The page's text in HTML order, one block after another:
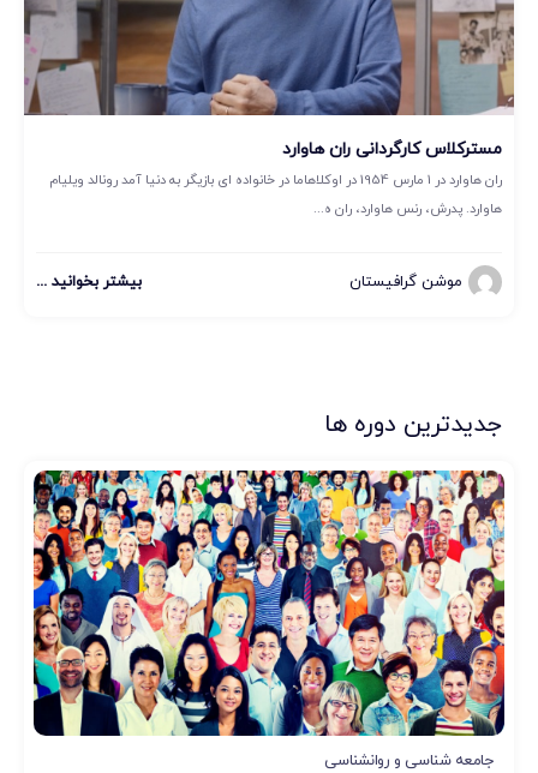
مسترکلاس کارگردانی ران هاوارد
ران هاوارد در 1 مارس 1954 در اوکلاهاما در خانواده ای بازیگر به دنیا آمد رونالد ویلیام
هاوارد. پدرش، رنس هاوارد، ران ه...
موشن گرافیستان بیشتر بخوانید ...
جدیدترین دوره ها
جامعه شناسی و روانشناسی